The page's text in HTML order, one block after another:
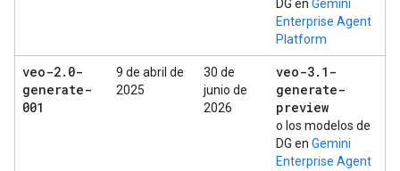
DG en Gemini
Enterprise Agent
Platform
veo-2. 0-
generate-
001
9 de abril de
2025
30 de
junio de
2026
veo-3. 1-
generate-
preview
o los modelos de
DG en Gemini
Enterprise Agent